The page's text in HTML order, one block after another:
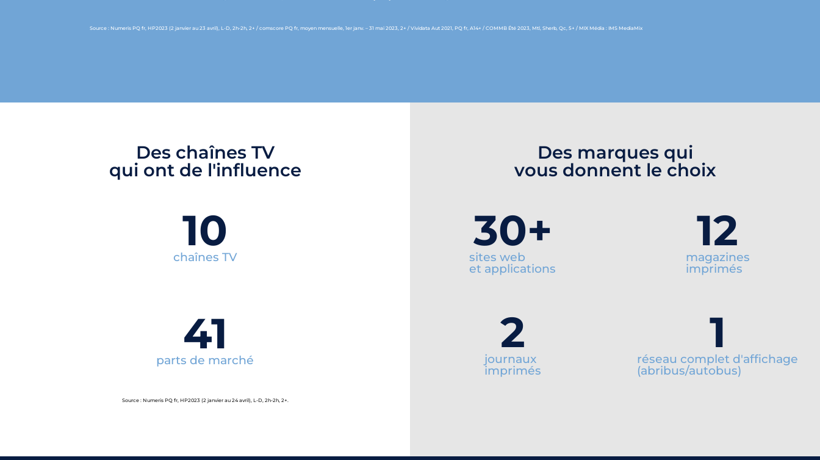
Source : Numeris PQ fr, HP2023 (2 janvier au 23 avril), L-D, 2h-2h, 2+ / comscore PQ fr, moyen mensuelle, 1er janv. – 31 mai 2023, 2+ / Vividata Aut 2021, PQ fr, A14+ / COMMB Été 2023, Mtl, Sherb, Qc, 5+ / MIX Média : IMS MediaMix
Des chaînes TV
qui ont de l'influence
chaînes TV
10
parts de marché
41
Source : Numeris PQ fr, HP2023 (2 janvier au 24 avril), L-D, 2h-2h, 2+.
Des marques qui
vous donnent le choix
sites web
et applications
30+
magazines
imprimés
12
journaux
imprimés
2
réseau complet d'affichage
(abribus/autobus)
1